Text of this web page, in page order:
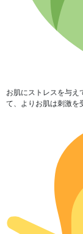
お肌にストレスを与え
て、よりお肌は刺激を